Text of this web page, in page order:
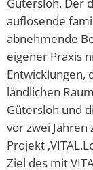
auflösende
abnehmende
eigener Praxis
Entwicklungen,
ländlichen
Gütersloh und
vor zwei Jahren
Projekt
Ziel des mit